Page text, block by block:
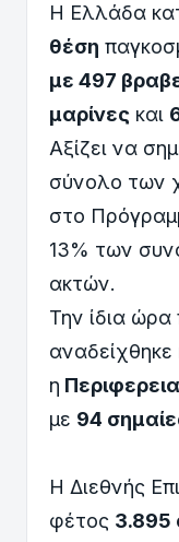
Η Ελλάδα
θέση
με 497
μαρίνες και
Αξίζει να
σύνολο των
στο
13% των
ακτών.
Την ίδια
αναδείχθηκε
η
με 94
Η Διεθνής
φέτος 3.895